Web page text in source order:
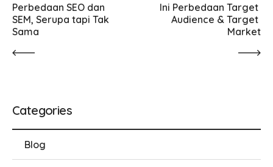
Perbedaan SEO dan
SEM, Serupa tapi Tak
Sama
Ini Perbedaan Target
Audience & Target
Market
Categories
Blog